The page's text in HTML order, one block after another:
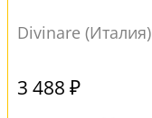
Divinare (Италия)
3 488 ₽